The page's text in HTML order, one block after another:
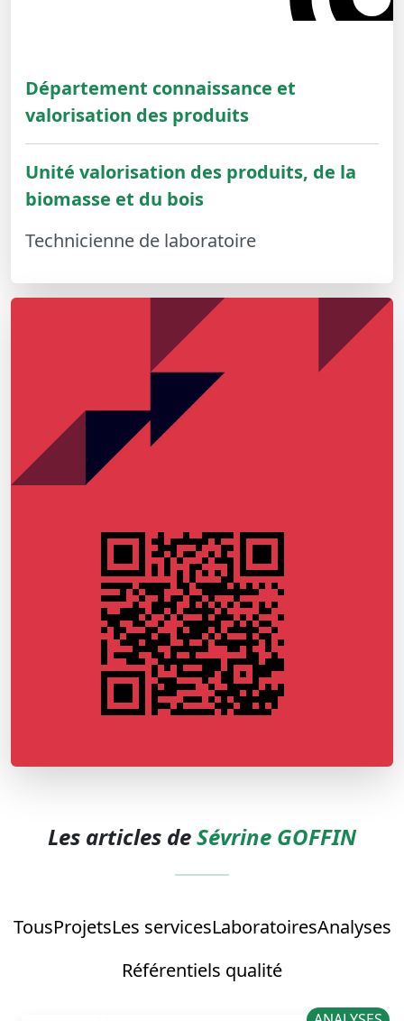
Département connaissance et
valorisation des produits
Unité valorisation des produits, de la
biomasse et du bois
Technicienne de laboratoire
Les articles deSévrine GOFFIN
TousProjetsLes servicesLaboratoiresAnalyses
Référentiels qualité